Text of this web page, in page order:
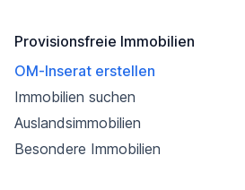
Provisionsfreie Immobilien
OM-Inserat erstellen
Immobilien suchen
Auslandsimmobilien
Besondere Immobilien